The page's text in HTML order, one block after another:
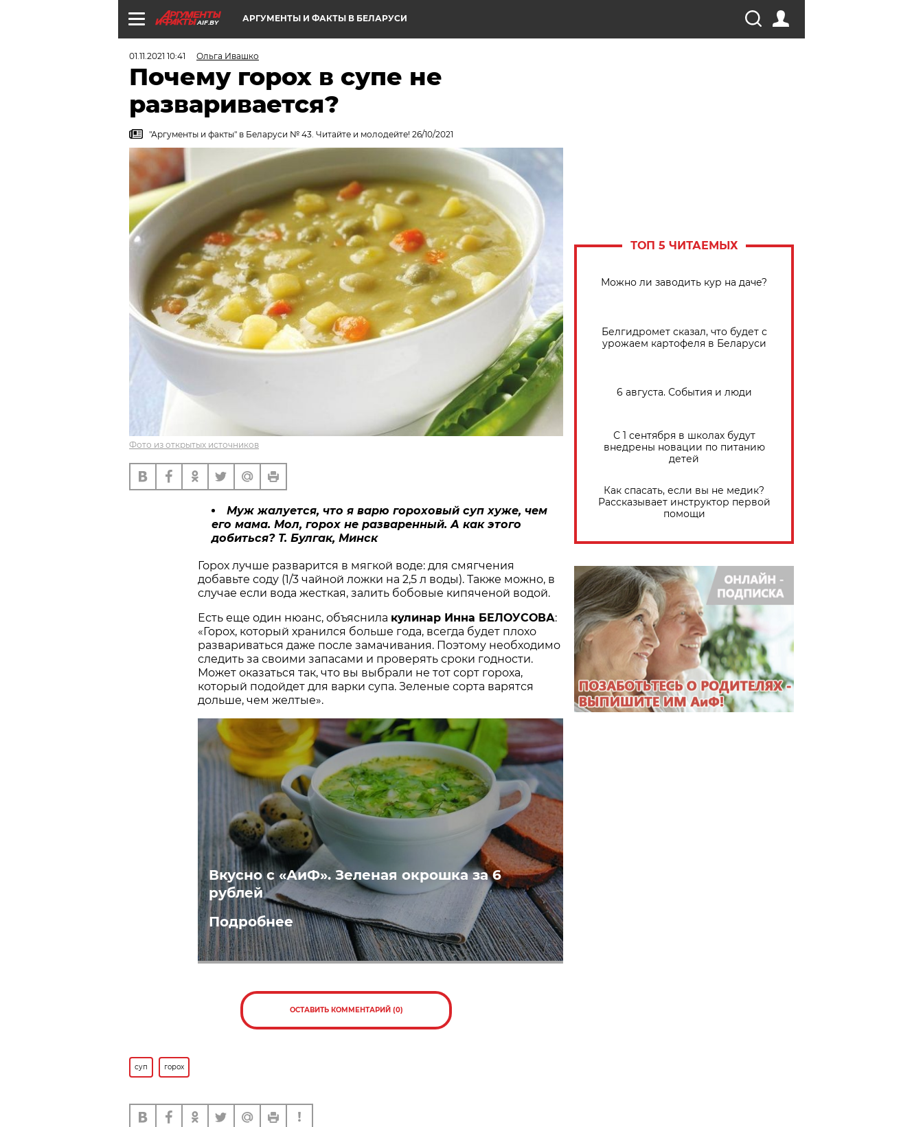
AIF.BY АРГУМЕНТЫ И ФАКТЫ В БЕЛАРУСИ
01.11.2021 10:41 Ольга Ивашко
Почему горох в супе не
разваривается?
"Аргументы и факты" в Беларуси № 43. Читайте и молодейте! 26/10/2021
Фото из открытых источников
Муж жалуется, что я варю гороховый суп хуже, чем
его мама. Мол, горох не разваренный. А как этого
добиться? Т. Булгак, Минск
Горох лучше разварится в мягкой воде: для смягчения
добавьте соду (1/3 чайной ложки на 2,5 л воды). Также можно, в
случае если вода жесткая, залить бобовые кипяченой водой.
Есть еще один нюанс, объяснила кулинар Инна БЕЛОУСОВА:
«Горох, который хранился больше года, всегда будет плохо
развариваться даже после замачивания. Поэтому необходимо
следить за своими запасами и проверять сроки годности.
Может оказаться так, что вы выбрали не тот сорт гороха,
который подойдет для варки супа. Зеленые сорта варятся
дольше, чем желтые».
Вкусно с «АиФ». Зеленая окрошка за 6
рублей
Подробнее
ОСТАВИТЬ КОММЕНТАРИЙ (0)
суп горох
ТОП 5 ЧИТАЕМЫХ
Можно ли заводить кур на даче?
Белгидромет сказал, что будет с
урожаем картофеля в Беларуси
6 августа. События и люди
С 1 сентября в школах будут
внедрены новации по питанию
детей
Как спасать, если вы не медик?
Рассказывает инструктор первой
помощи